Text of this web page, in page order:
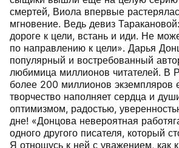
смертей, Виола впервые
мгновение. Ведь девиз
дороге к цели, встань и иди. Не
по направлению к цели». Дарья
популярный и востребованный
любимица миллионов читателей. В
более 200 миллионов экземпляров
творчество наполняет сердца и
оптимизмом, радостью,
дне! «Донцова невероятная
одного другого писателя, который
Я отношусь к ней с уважением, как